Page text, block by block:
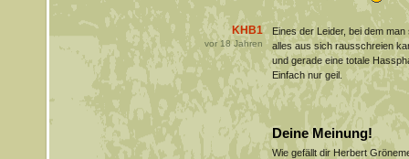
KHB1
vor18Jahren
Eines der Leider, bei dem
alles aus sich rausschreien
und gerade eine totale
Einfach nur geil.
Deine Meinung!
Wie gefällt dir Herbert